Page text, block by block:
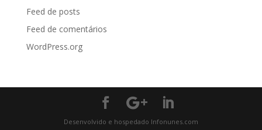
Feed de posts
Feed de comentários
WordPress.org
Desenvolvido e hospedado Infonunes.com